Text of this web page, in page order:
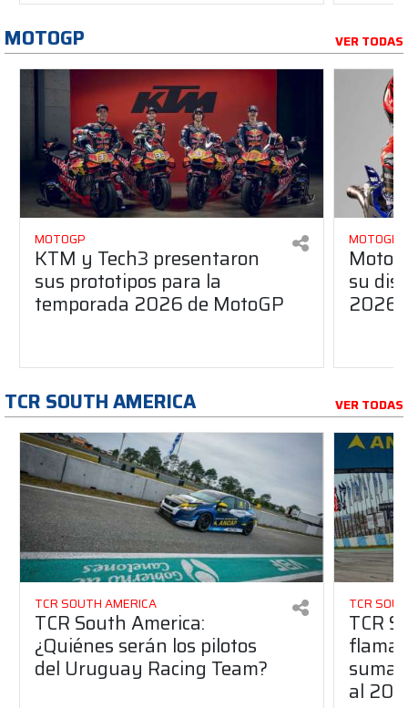
MOTOGP VER TODAS
MOTOGP
KTM y Tech3 presentaron
sus prototipos para la
temporada 2026 de MotoGP
MOTOGP
su
2026
TCR SOUTH AMERICA VER TODAS
TCR SOUTH AMERICA
TCR South America:
¿Quiénes serán los pilotos
del Uruguay Racing Team?
TCR
TCR
suma
al